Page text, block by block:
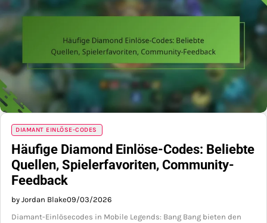
DIAMANT EINLÖSE-CODES
Häufige Diamond Einlöse-Codes: Beliebte
Quellen, Spielerfavoriten, Community-
Feedback
by Jordan Blake09/03/2026
Diamant-Einlösecodes in Mobile Legends: Bang Bang bieten den